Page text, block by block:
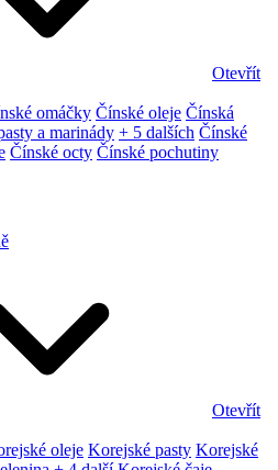
Otevřít
omáčky Čínské oleje Čínská
a marinády + 5 dalších Čínské
Čínské octy Čínské pochutiny
Otevřít
oleje Korejské pasty Korejské